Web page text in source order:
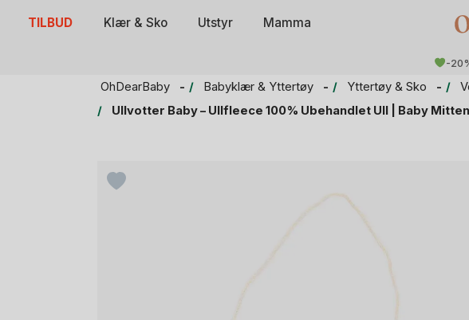
TILBUD Klær & Sko Utstyr Mamma
-
OhDearBaby Babyklær & Yttertøy Yttertøy & Sko
Ullvotter Baby – Ullfleece 100% Ubehandlet Ull | Baby